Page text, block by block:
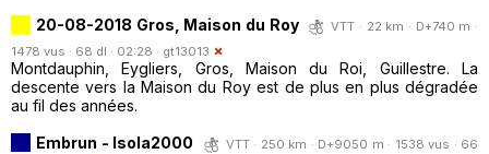
20-08-2018 Gros, Maison du Roy
VTT · 22 km · D+740 m ·
1478 vus · 68 dl · 02:28 · gt13013
Montdauphin, Eygliers, Gros, Maison du Roi, Guillestre. La
descente vers la Maison du Roy est de plus en plus dégradée
au fil des années.
Embrun - Isola2000
VTT · 250 km · D+9050 m · 1538 vus · 66